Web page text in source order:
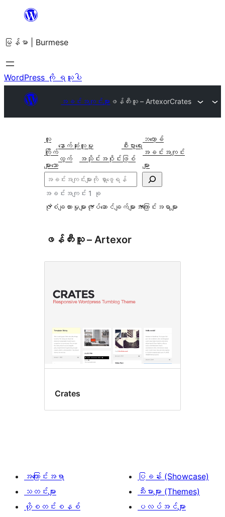
အကြောင်းအရာ
ကျော်သွား
ရန်
မြန်မာ | Burmese
WordPress ကို ရယူပါ
အခင်းအကျင်းများ ဖန်တီးသူ – ArtexorCrates
လူ
ကြိုက်
များသော
နောက်ဆုံး
ထွက်
လူမှု
အသိုင်းအဝိုင်း
စီးပွားရေး
ဖြစ်
ဘလော့ခ်
အခင်းအကျင်း
များ
ရှာ
ပါ
အခင်းအကျင်း 1 ခု
ပုံစံချထားမှုများ လုပ်ဆောင်ချက်များ အကြောင်းအရာများ
ဖန်တီးသူ – Artexor
Crates
အကြောင်းအရာ
သတင်းများ
ဟို့စတင်းစနစ်
ပြခန်း (Showcase)
သီးမားများ (Themes)
ပလပ်အင်များ